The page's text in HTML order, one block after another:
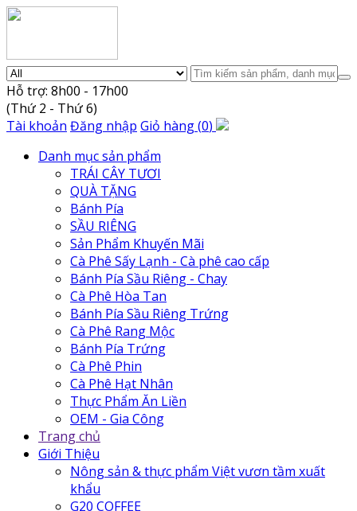
Hỗ trợ: 8h00 - 17h00
(Thứ 2 - Thứ 6)
Tài khoản Đăng nhập Giỏ hàng(0)
Danh mục sản phẩm
TRÁI CÂY TƯƠI
QUÀ TẶNG
Bánh Pía
SẦU RIÊNG
Sản Phẩm Khuyến Mãi
Cà Phê Sấy Lạnh - Cà phê cao cấp
Bánh Pía Sầu Riêng - Chay
Cà Phê Hòa Tan
Bánh Pía Sầu Riêng Trứng
Cà Phê Rang Mộc
Bánh Pía Trứng
Cà Phê Phin
Cà Phê Hạt Nhân
Thực Phẩm Ăn Liền
OEM - Gia Công
Trang chủ
Giới Thiệu
Nông sản & thực phẩm Việt vươn tầm xuất
khẩu
G20 COFFEE